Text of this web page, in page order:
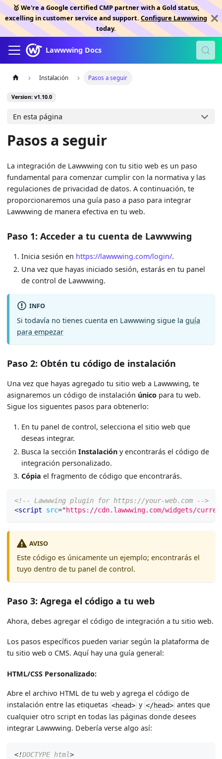
🥇 We're a Google certified CMP partner with a Gold status,
excelling in customer service and support. Configure Lawwwing
today.
Lawwwing Docs
Instalación Pasos a seguir
Version: v1.10.0
En esta página
Pasos a seguir
La integración de Lawwwing con tu sitio web es un paso
fundamental para comenzar cumplir con la normativa y las
regulaciones de privacidad de datos. A continuación, te
proporcionaremos una guía paso a paso para integrar
Lawwwing de manera efectiva en tu web.
Paso 1: Acceder a tu cuenta de Lawwwing
Inicia sesión en https://lawwwing.com/login/.
Una vez que hayas iniciado sesión, estarás en tu panel
de control de Lawwwing.
INFO
Si todavía no tienes cuenta en Lawwwing sigue la guía
para empezar
Paso 2: Obtén tu código de instalación
Una vez que hayas agregado tu sitio web a Lawwwing, te
asignaremos un código de instalación único para tu web.
Sigue los siguentes pasos para obtenerlo:
En tu panel de control, selecciona el sitio web que
deseas integrar.
Busca la secciónInstalación y encontrarás el código de
integración personalizado.
Cópia el fragmento de código que encontrarás.
<!-- Lawwwing plugin for https://your-web.com -->
<script src="https://cdn.lawwwing.com/widgets/
AVISO
Este código es únicamente un ejemplo; encontrarás el
tuyo dentro de tu panel de control.
Paso 3: Agrega el código a tu web
Ahora, debes agregar el código de integración a tu sitio web.
Los pasos específicos pueden variar según la plataforma de
tu sitio web o CMS. Aquí hay una guía general:
HTML/CSS Personalizado:
Abre el archivo HTML de tu web y agrega el código de
instalación entre las etiquetas <head> y </head> antes que
cualquier otro script en todas las páginas donde desees
integrar Lawwwing. Debería verse algo así:
<!DOCTYPE html>